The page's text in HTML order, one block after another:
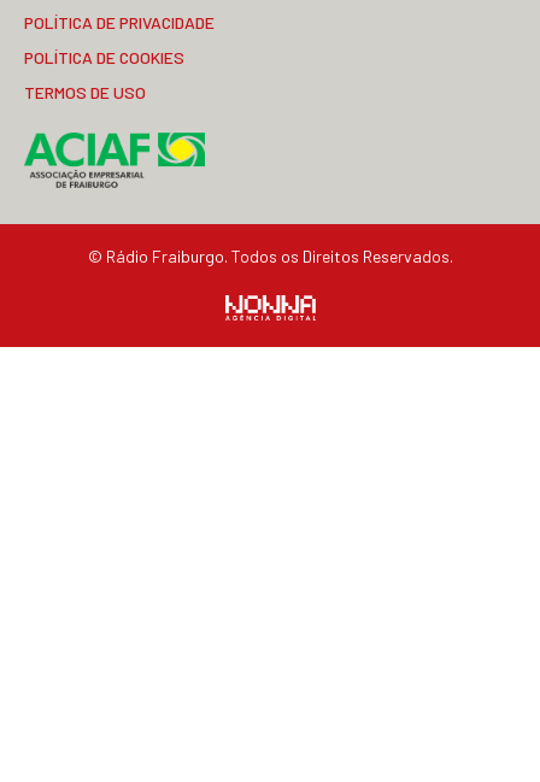
POLÍTICA DE PRIVACIDADE
POLÍTICA DE COOKIES
TERMOS DE USO
© Rádio Fraiburgo. Todos os Direitos Reservados.